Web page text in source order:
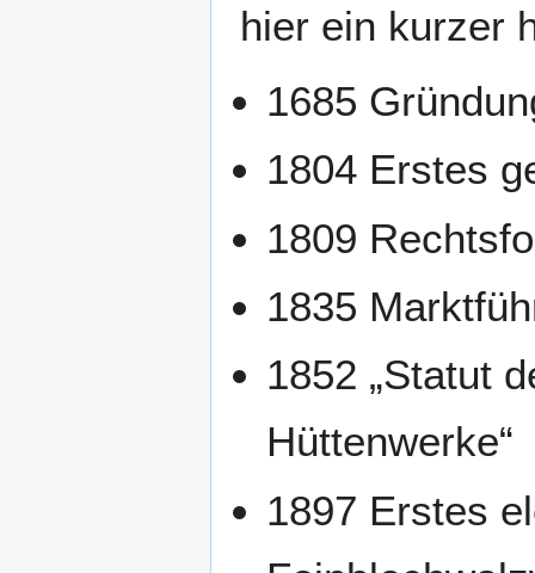
hier ein kurzer
1685
1804 Erstes
1809
1835
1852 „Statut
Hüttenwerke“
1897 Erstes